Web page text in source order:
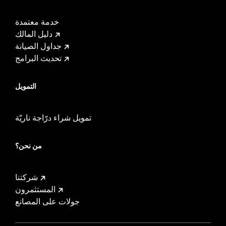
خدمة معتمدة
دليل المالك
جداول الصيانة
تحديث البرامج
التمويل
تمويل شراء درّاجة ناريّة
من نحن؟
شركتنا
المستثمرون
جولات على المصانع